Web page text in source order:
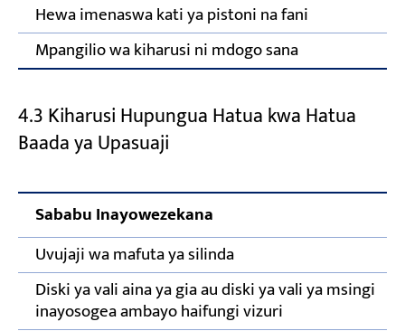
Hewa imenaswa kati ya pistoni na fani
Mpangilio wa kiharusi ni mdogo sana
4.3 Kiharusi Hupungua Hatua kwa Hatua
Baada ya Upasuaji
Sababu Inayowezekana
Uvujaji wa mafuta ya silinda
Diski ya vali aina ya gia au diski ya vali ya msingi
inayosogea ambayo haifungi vizuri